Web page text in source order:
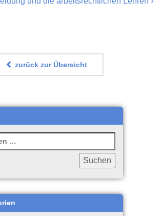
zurück zur Übersicht